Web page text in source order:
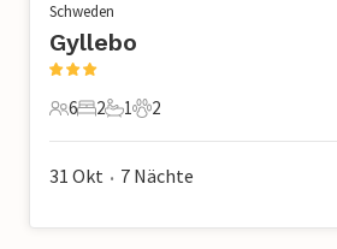
Schweden
Gyllebo
6 Gäste
6
2 Schlafzimmer
2
1 Badezimmer
1
2 Haustiere
2
31 Okt • 7 Nächte